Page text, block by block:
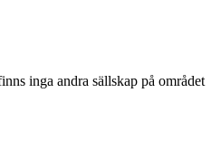
inga andra sällskap på området